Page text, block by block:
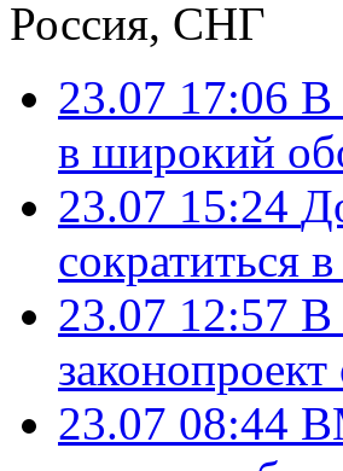
Россия, СНГ
23.07 17:06 В
в широкий
23.07 15:24
сократиться
23.07 12:57 В
23.07 08:44